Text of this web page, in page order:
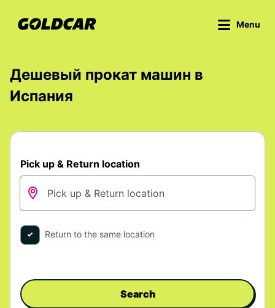
Menu
Дешевый прокат машин в
Испания
Pick up & Return location
Return to the same location
Search